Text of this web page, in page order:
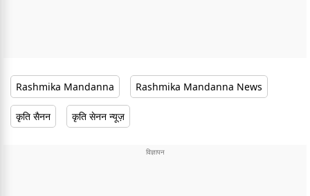
Rashmika Mandanna Rashmika Mandanna News
कृति सैनन कृति सेनन न्यूज़